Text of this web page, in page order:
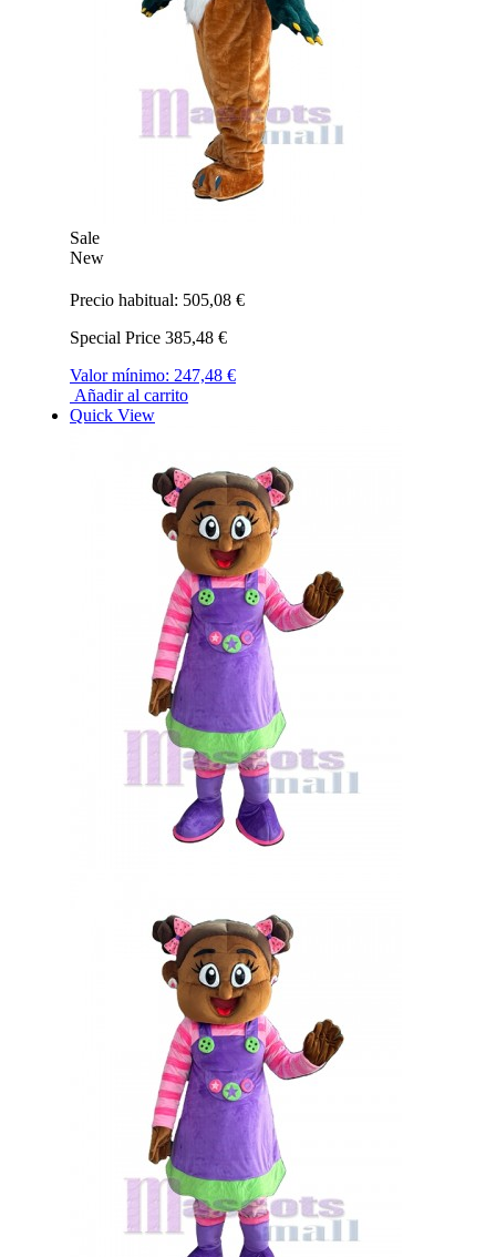
Sale
New
Precio habitual: 505,08 €
Special Price 385,48 €
Valor mínimo: 247,48 €
Añadir al carrito
Quick View